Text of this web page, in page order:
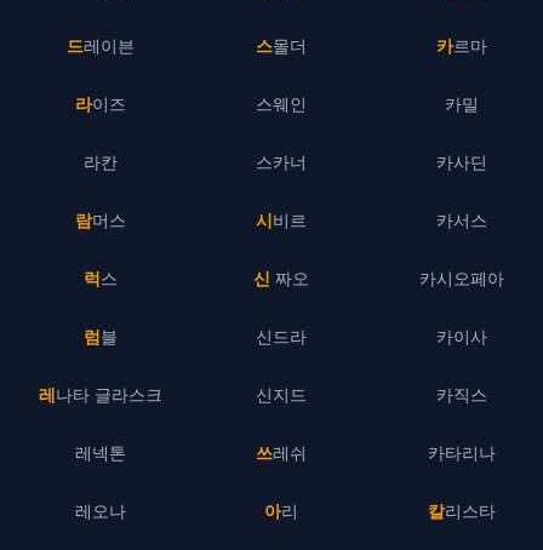
드레이븐
라이즈
라칸
람머스
럭스
럼블
레나타 글라스크
레넥톤
레오나
스몰더
스웨인
스카너
시비르
신 짜오
신드라
신지드
쓰레쉬
아리
카르마
카밀
카사딘
카서스
카시오페아
카이사
카직스
카타리나
칼리스타